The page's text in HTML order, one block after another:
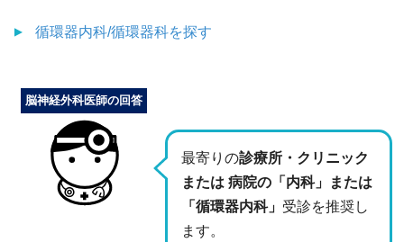
循環器内科/循環器科を探す
最寄りの診療所・クリニック
または 病院の「内科」または
「循環器内科」 受診を推奨し
ます。
脳神経外科医師の回答